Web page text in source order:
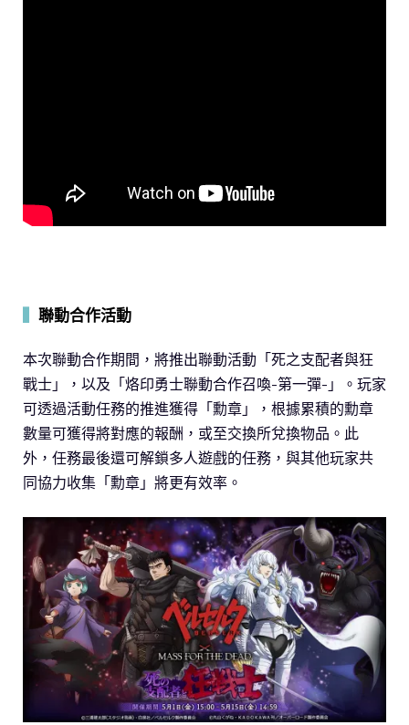
聯動合作活動
本次聯動合作期間，將推出聯動活動「死之支配者與狂
戰士」，以及「烙印勇士聯動合作召喚-第一彈-」。玩家
可透過活動任務的推進獲得「勳章」，根據累積的勳章
數量可獲得將對應的報酬，或至交換所兌換物品。此
外，任務最後還可解鎖多人遊戲的任務，與其他玩家共
同協力收集「勳章」將更有效率。